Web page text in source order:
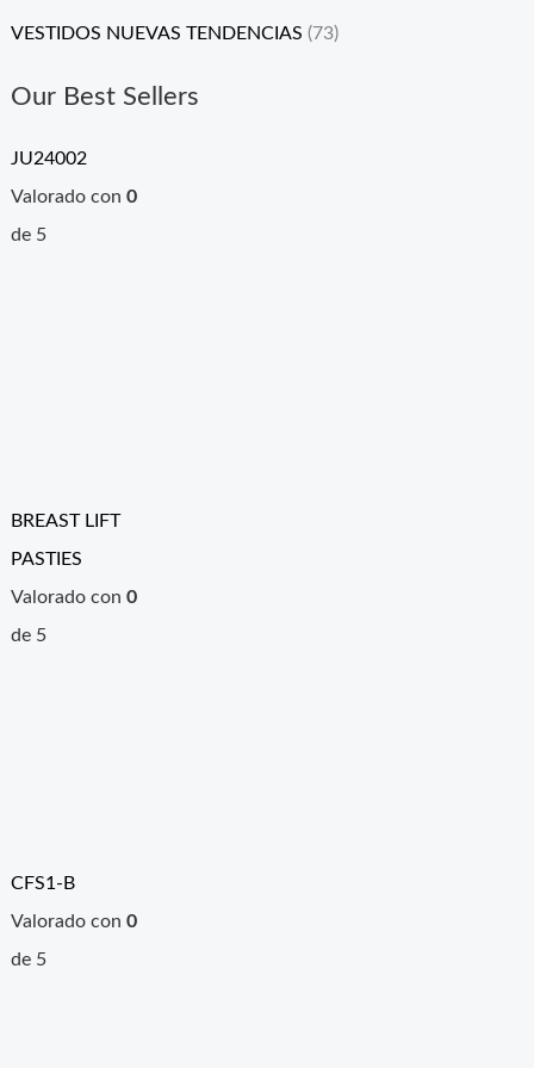
VESTIDOS NUEVAS TENDENCIAS (73)
Our Best Sellers
JU24002
Valorado con 0
de 5
BREAST LIFT
PASTIES
Valorado con 0
de 5
CFS1-B
Valorado con 0
de 5